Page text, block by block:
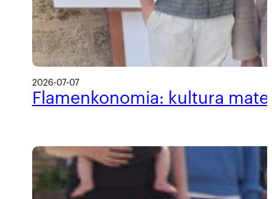
2026-07-07
Flamenkonomia: kultura